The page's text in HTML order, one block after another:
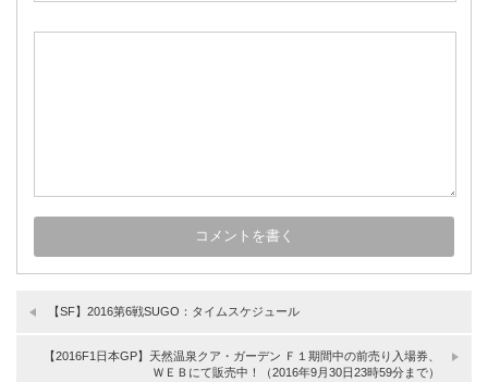
【SF】2016第6戦SUGO：タイムスケジュール
【2016F1日本GP】天然温泉クア・ガーデン Ｆ１期間中の前売り入場券、
ＷＥＢにて販売中！（2016年9月30日23時59分まで）